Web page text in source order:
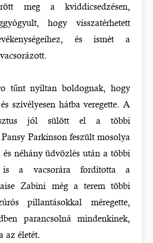
meg a kviddicsedzésen,
hogy visszatérhetett
és ismét a
tűnt nyíltan boldognak, hogy
szívélyesen hátba veregette. A
jól sülött el a többi
Parkinson feszült mosolya
és néhány üdvözlés után a többi
is a vacsorára fordította a
Zabini még a terem többi
pillantásokkal méregette,
parancsolná mindenkinek,
az életét.